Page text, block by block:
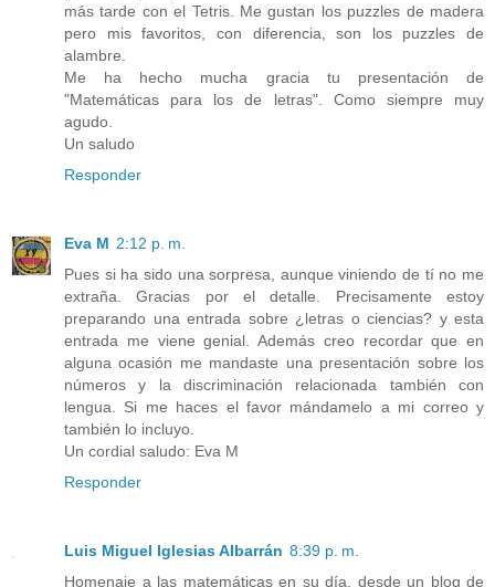
más tarde con el Tetris. Me gustan los puzzles de madera
pero mis favoritos, con diferencia, son los puzzles de
alambre.
Me ha hecho mucha gracia tu presentación de
"Matemáticas para los de letras". Como siempre muy
agudo.
Un saludo
Responder
Eva M 2:12 p. m.
Pues si ha sido una sorpresa, aunque viniendo de tí no me
extraña. Gracias por el detalle. Precisamente estoy
preparando una entrada sobre ¿letras o ciencias? y esta
entrada me viene genial. Además creo recordar que en
alguna ocasión me mandaste una presentación sobre los
números y la discriminación relacionada también con
lengua. Si me haces el favor mándamelo a mi correo y
también lo incluyo.
Un cordial saludo: Eva M
Responder
Luis Miguel Iglesias Albarrán 8:39 p. m.
Homenaje a las matemáticas en su día, desde un blog de